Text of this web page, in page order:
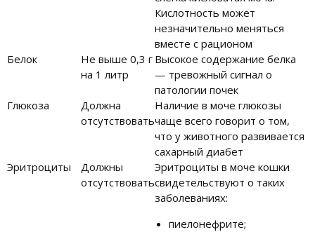
Кислотность может
незначительно меняться
вместе с рационом
Белок
Не выше 0,3 г
на 1 литр
Высокое содержание белка
— тревожный сигнал о
патологии почек
Глюкоза
Должна
отсутствовать
Наличие в моче глюкозы
чаще всего говорит о том,
что у животного развивается
сахарный диабет
Эритроциты
Должны
отсутствовать
Эритроциты в моче кошки
свидетельствуют о таких
заболеваниях:
пиелонефрите;